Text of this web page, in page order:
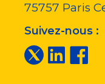
75757 Paris
Suivez-nous :